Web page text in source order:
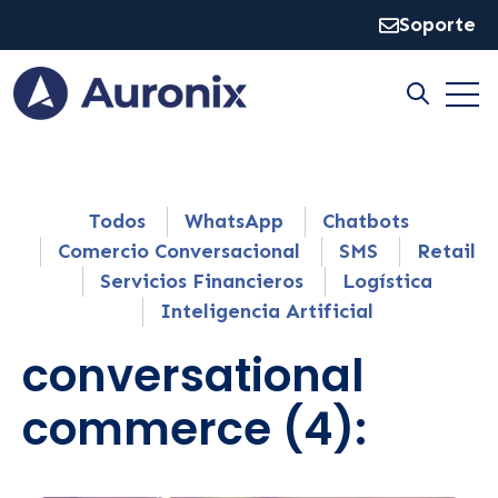
Soporte
Open
Todos WhatsApp
Chatbots
Comercio Conversacional
SMS
Retail
Servicios Financieros
Logística
Inteligencia Artificial
conversational
commerce (4):